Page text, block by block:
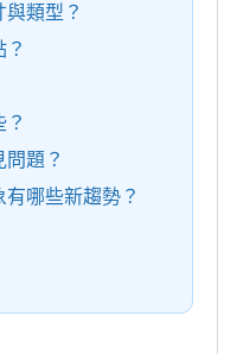
類型？
題？
哪些新趨勢？